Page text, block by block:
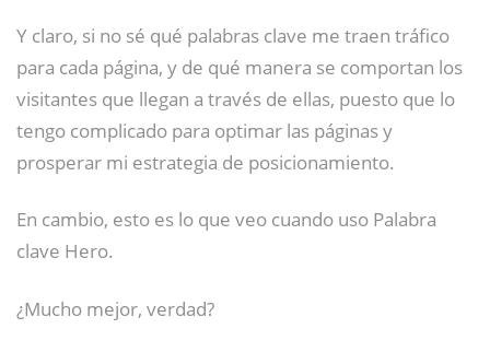
Y claro, si no sé qué palabras clave me traen tráfico
para cada página, y de qué manera se comportan los
visitantes que llegan a través de ellas, puesto que lo
tengo complicado para optimar las páginas y
prosperar mi estrategia de posicionamiento.
En cambio, esto es lo que veo cuando uso Palabra
clave Hero.
¿Mucho mejor, verdad?